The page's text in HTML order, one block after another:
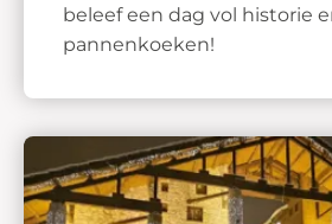
beleef een dag vol historie
pannenkoeken!